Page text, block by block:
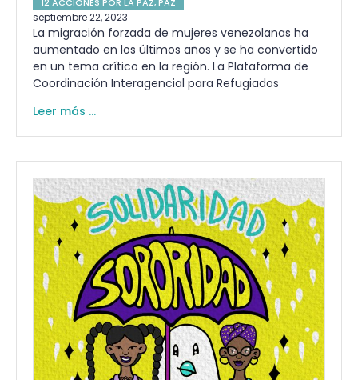
septiembre 22, 2023
La migración forzada de mujeres venezolanas ha
aumentado en los últimos años y se ha convertido
en un tema crítico en la región. La Plataforma de
Coordinación Interagencial para Refugiados
Leer más ...